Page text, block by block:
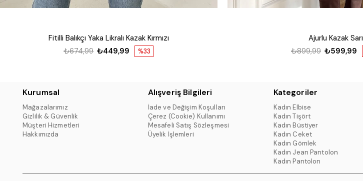
Fitilli Balıkçı Yaka Likralı Kazak Kırmızı
%33
₺449,99
₺674,99
Ajurlu Kazak Sarı
₺599,99
₺899,99
Kurumsal
Mağazalarımız
Gizlilik & Güvenlik
Müşteri Hizmetleri
Hakkımızda
Alışveriş Bilgileri
İade ve Değişim Koşulları
Çerez (Cookie) Kullanımı
Mesafeli Satış Sözleşmesi
Üyelik İşlemleri
Kategoriler
Kadın Elbise
Kadın Tişört
Kadın Büstiyer
Kadın Ceket
Kadın Gömlek
Kadın Jean Pantolon
Kadın Pantolon